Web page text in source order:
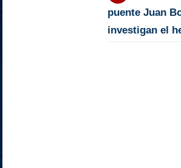
puente Juan
investigan el